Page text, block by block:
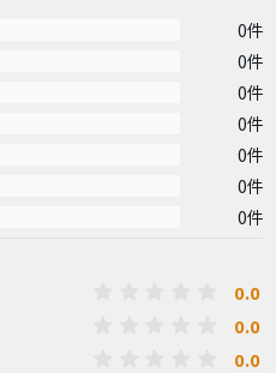
0件
0件
0件
0件
0件
0件
0件
0.0
0.0
0.0